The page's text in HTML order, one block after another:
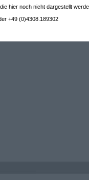
hier noch nicht dargestellt
+49 (0)4308.189302